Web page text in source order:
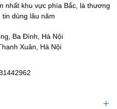
nhất khu vực phía Bắc, là thương
dùng lâu năm
Ba Đình, Hà Nội
Xuân, Hà Nội